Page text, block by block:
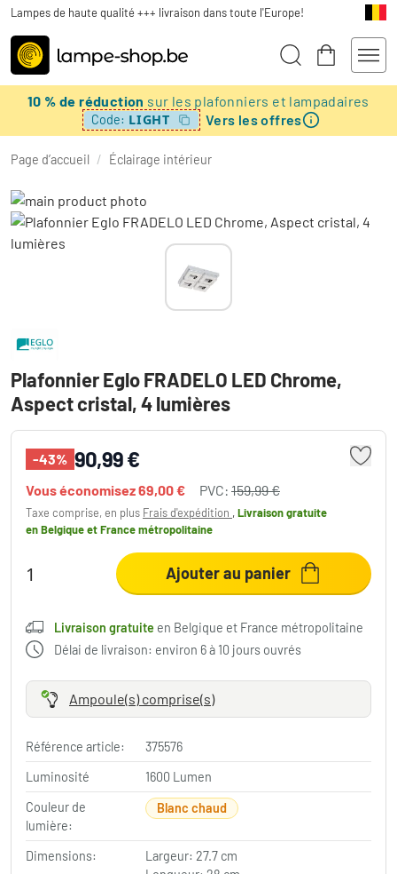
Lampes de haute qualité +++ livraison dans toute l'Europe!
10 % de réduction sur les plafonniers et lampadaires
Code: LIGHT Vers les offres
Page d’accueil / Éclairage intérieur
Plafonnier Eglo FRADELO LED Chrome,
Aspect cristal, 4 lumières
-43% 90,99 €
Vous économisez69,00 € PVC: 159,99 €
Taxe comprise, en plus Frais d'expédition ,Livraison gratuite
en Belgique et France métropolitaine
Ajouter au panier
Livraison gratuite en Belgique et France métropolitaine
Délai de livraison: environ 6 à 10 jours ouvrés
Ampoule(s) comprise(s)
Référence article:
375576
Luminosité
1600 Lumen
Couleur de
lumière:
Blanc chaud
Dimensions:
Largeur: 27.7 cm